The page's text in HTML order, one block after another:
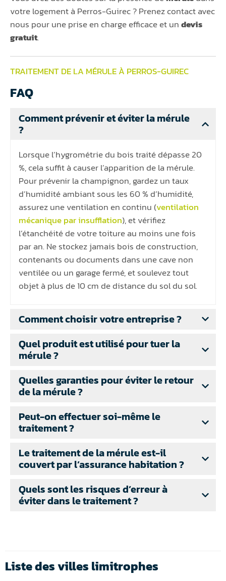
votre logement à Perros-Guirec ? Prenez contact avec
nous pour une prise en charge efficace et undevis
gratuit.
TRAITEMENT DE LA MÉRULE À PERROS-GUIREC
FAQ
Comment prévenir et éviter la mérule
?
Lorsque l’hygrométrie du bois traité dépasse 20
%, cela suffit à causer l’apparition de la mérule.
Pour prévenir la champignon, gardez un taux
d’humidité ambiant sous les 60 % d’humidité,
assurez une ventilation en continu (ventilation
mécanique par insufflation), et vérifiez
l’étanchéité de votre toiture au moins une fois
par an. Ne stockez jamais bois de construction,
contenants ou documents dans une cave non
ventilée ou un garage fermé, et soulevez tout
objet à plus de 10 cm de distance du sol du sol.
Comment choisir votre entreprise ?
Quel produit est utilisé pour tuer la
mérule ?
Quelles garanties pour éviter le retour
de la mérule ?
Peut-on effectuer soi-même le
traitement ?
Le traitement de la mérule est-il
couvert par l’assurance habitation ?
Quels sont les risques d’erreur à
éviter dans le traitement ?
Liste des villes limitrophes